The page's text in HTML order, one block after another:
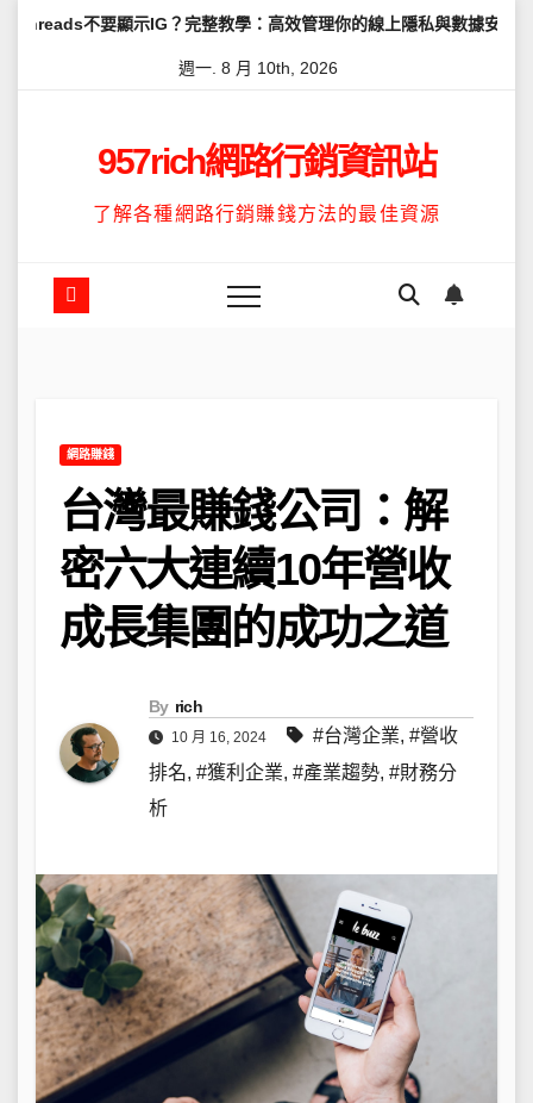
IG？完整教學：高效管理你的線上隱私與數據安全 怎麼讓
週一. 8 月 10th, 2026
957rich網路行銷資訊站
了解各種網路行銷賺錢方法的最佳資源
網路賺錢
台灣最賺錢公司：解
密六大連續10年營收
成長集團的成功之道
By rich
10 月 16, 2024 #台灣企業, #營收
排名, #獲利企業, #產業趨勢, #財務分
析